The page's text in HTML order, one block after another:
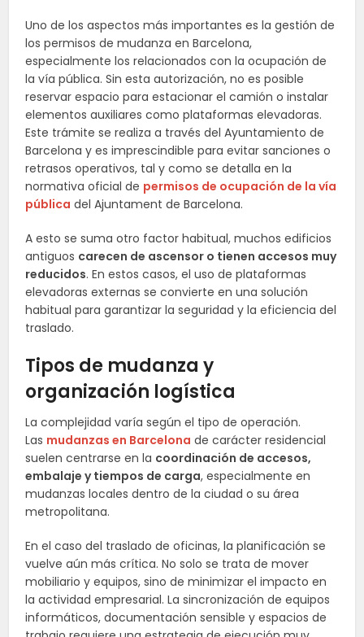
Uno de los aspectos más importantes es la gestión de
los permisos de mudanza en Barcelona,
especialmente los relacionados con la ocupación de
la vía pública. Sin esta autorización, no es posible
reservar espacio para estacionar el camión o instalar
elementos auxiliares como plataformas elevadoras.
Este trámite se realiza a través del Ayuntamiento de
Barcelona y es imprescindible para evitar sanciones o
retrasos operativos, tal y como se detalla en la
normativa oficial de permisos de ocupación de la vía
pública del Ajuntament de Barcelona.
A esto se suma otro factor habitual, muchos edificios
antiguos carecen de ascensor o tienen accesos muy
reducidos. En estos casos, el uso de plataformas
elevadoras externas se convierte en una solución
habitual para garantizar la seguridad y la eficiencia del
traslado.
Tipos de mudanza y
organización logística
La complejidad varía según el tipo de operación.
Las mudanzas en Barcelona de carácter residencial
suelen centrarse en la coordinación de accesos,
embalaje y tiempos de carga, especialmente en
mudanzas locales dentro de la ciudad o su área
metropolitana.
En el caso del traslado de oficinas, la planificación se
vuelve aún más crítica. No solo se trata de mover
mobiliario y equipos, sino de minimizar el impacto en
la actividad empresarial. La sincronización de equipos
informáticos, documentación sensible y espacios de